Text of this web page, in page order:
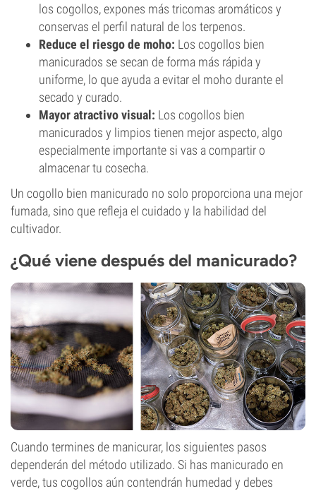
los cogollos, expones más tricomas aromáticos y
conservas el perfil natural de los terpenos.
Reduce el riesgo de moho: Los cogollos bien
manicurados se secan de forma más rápida y
uniforme, lo que ayuda a evitar el moho durante el
secado y curado.
Mayor atractivo visual: Los cogollos bien
manicurados y limpios tienen mejor aspecto, algo
especialmente importante si vas a compartir o
almacenar tu cosecha.
Un cogollo bien manicurado no solo proporciona una mejor
fumada, sino que refleja el cuidado y la habilidad del
cultivador.
¿Qué viene después del manicurado?
Cuando termines de manicurar, los siguientes pasos
dependerán del método utilizado. Si has manicurado en
verde, tus cogollos aún contendrán humedad y debes